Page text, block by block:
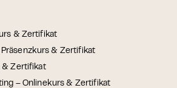
& Zertifikat
& Zertifikat
& Zertifikat
– Onlinekurs & Zertifikat